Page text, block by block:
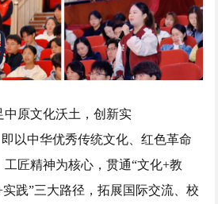
中原文化沃土，创新实
以中华优秀传统文化、红色革命
匠精神为核心，贯通“文化+教
实践”三大路径，拓展国际交流、校